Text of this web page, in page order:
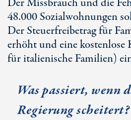
48.000 Sozialwohnungen
Der Steuerfreibetrag für
erhöht und eine
für italienische Familien)
Was passiert, wenn
Regierung